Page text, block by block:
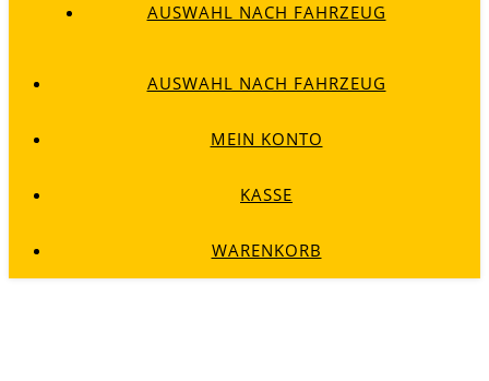
AUSWAHL NACH FAHRZEUG
AUSWAHL NACH FAHRZEUG
MEIN KONTO
KASSE
WARENKORB